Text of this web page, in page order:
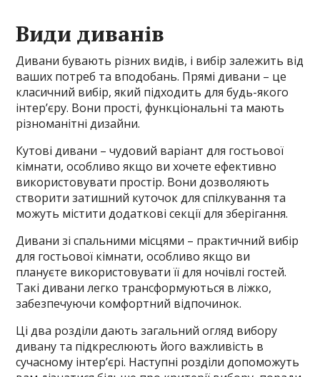
Види диванів
Дивани бувають різних видів, і вибір залежить від
ваших потреб та вподобань. Прямі дивани – це
класичний вибір, який підходить для будь-якого
інтер’єру. Вони прості, функціональні та мають
різноманітні дизайни.
Кутові дивани – чудовий варіант для гостьової
кімнати, особливо якщо ви хочете ефективно
використовувати простір. Вони дозволяють
створити затишний куточок для спілкування та
можуть містити додаткові секції для зберігання.
Дивани зі спальними місцями – практичний вибір
для гостьової кімнати, особливо якщо ви
плануєте використовувати її для ночівлі гостей.
Такі дивани легко трансформуються в ліжко,
забезпечуючи комфортний відпочинок.
Ці два розділи дають загальний огляд вибору
дивану та підкреслюють його важливість в
сучасному інтер’єрі. Наступні розділи допоможуть